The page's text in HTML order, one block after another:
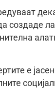
создаде
е